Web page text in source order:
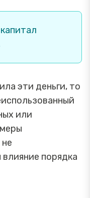
эти деньги, то
или
порядка